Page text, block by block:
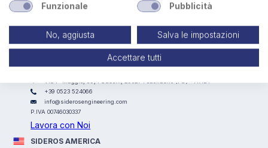
SIDEROS ENGINEERING
Via I° Maggio, 69, I Casoni, 29027 Podenzano (PC) - ITALY
+39 0523 524066
info@siderosengineering.com
P.IVA 00746030337
Lavora con Noi
SIDEROS AMERICA
Funzionale Pubblicità
No, aggiusta Salva le impostazioni
Accettare tutti